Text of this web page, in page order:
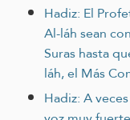
Hadiz: El
Al-láh sean
Suras hasta
láh, el Más
Hadiz: A